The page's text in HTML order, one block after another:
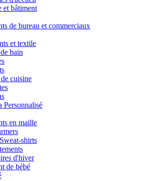
et bâtiment
de bureau et commerciaux
et textile
bain
cuisine
Personnalisé
en maille
shirts
d'hiver
de bébé